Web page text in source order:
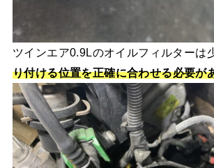
ツインエア0.9Lのオイルフィルターは
り付ける位置を正確に合わせる必要が